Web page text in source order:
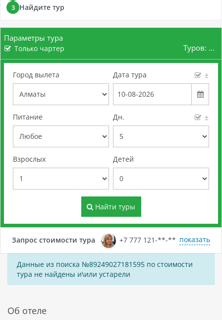
3 Найдите тур
Параметры тура
Только чартер Туров: ...
Город вылета Дата тура ±
Питание Дн. ±
Взрослых Детей
Найти туры
Запрос стоимости тура +7 777 121-**-** показать
Данные из поиска №89249027181595 по стоимости
тура не найдены и\или устарели
Об отеле